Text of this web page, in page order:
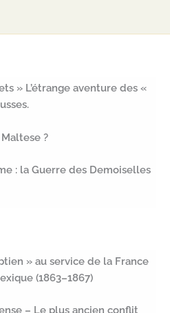
» L’étrange aventure des «
?
: la Guerre des Demoiselles
» au service de la France
(1863–1867)
– Le plus ancien conflit